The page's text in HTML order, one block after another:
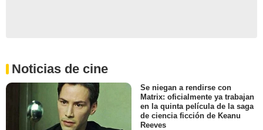
Noticias de cine
Se niegan a rendirse con
Matrix: oficialmente ya trabajan
en la quinta película de la saga
de ciencia ficción de Keanu
Reeves